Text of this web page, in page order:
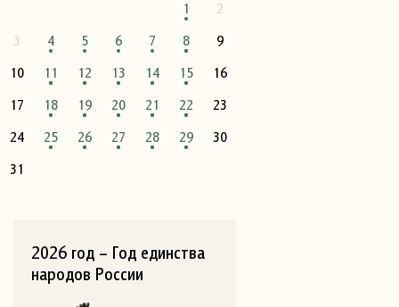
1
2
3
4 5 6 7 8
9
10
11 12 13 14 15
16
17
18 19 20 21 22
23
24
25 26 27 28 29
30
31
2026 год – Год единства
народов России